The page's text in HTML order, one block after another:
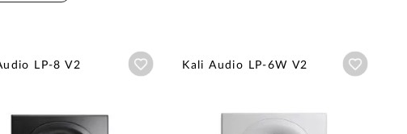
LP-8 V2 Añadir a wishlist
Kali Audio LP-6W V2